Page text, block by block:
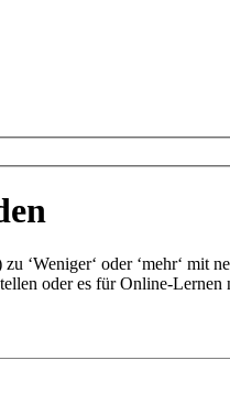
‘Weniger‘ oder ‘mehr‘
oder es für Online-Lernen